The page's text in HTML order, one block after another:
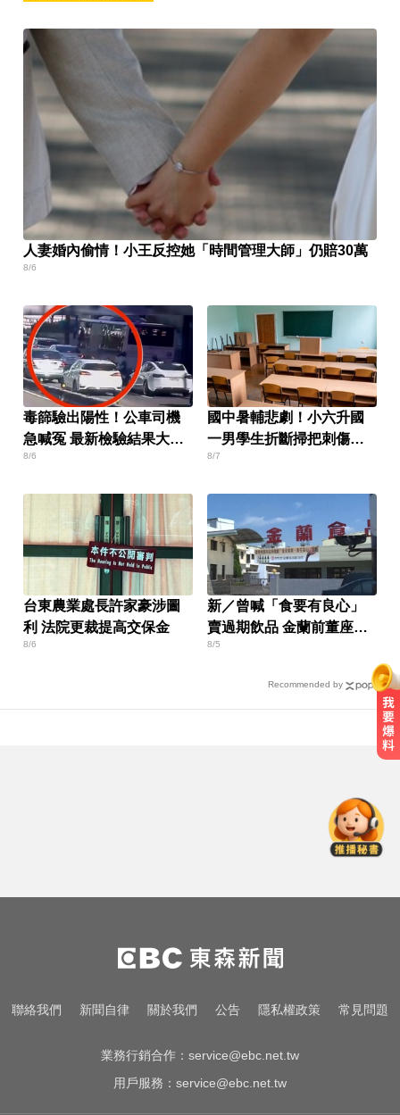
人妻婚內偷情！小王反控她「時間管理大師」仍賠30萬
8/6
毒篩驗出陽性！公車司機
急喊冤 最新檢驗結果大逆
轉
8/6
國中暑輔悲劇！小六升國
一男學生折斷掃把刺傷女
師 右眼恐失明
8/7
台東農業處長許家豪涉圖
利 法院更裁提高交保金
8/6
新／曾喊「食要有良心」
賣過期飲品 金蘭前董座遭
求重刑
8/5
Recommended by
4.4%突破4253美元
三商壽9/1股票下市！12/1正式更名
「玉山人壽」
醫起看／瘦瘦針不只幫助減重！台
聯絡我們 新聞自律 關於我們 公告 隱私權政策 常見問題
業務行銷合作： service@ebc.net.tw
用戶服務： service@ebc.net.tw